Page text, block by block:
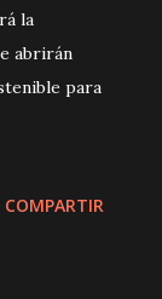
la
abrirán
para
COMPARTIR